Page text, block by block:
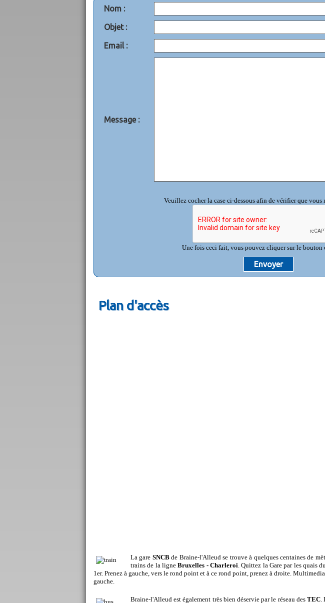
Nom :
Objet :
Email :
Message :
Veuillez cocher la case ci-dessous afin de vérifier que vous
Une fois ceci fait, vous pouvez cliquer sur le bouton
Plan d'accès
La gare SNCBde Braine-l'Alleud se trouve à quelques centaines de
trains de la ligneBruxelles - Charleroi. Quittez la Gare par les quais
1er. Prenez à gauche, vers le rond point et à ce rond point, prenez à droite.
gauche.
Braine-l'Alleud est également très bien déservie par le réseau desTEC.